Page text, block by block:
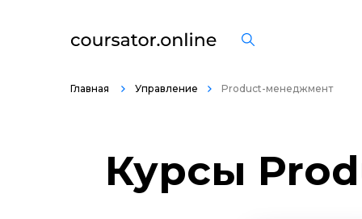
Главная Управление
Product-менеджмент
Курсы